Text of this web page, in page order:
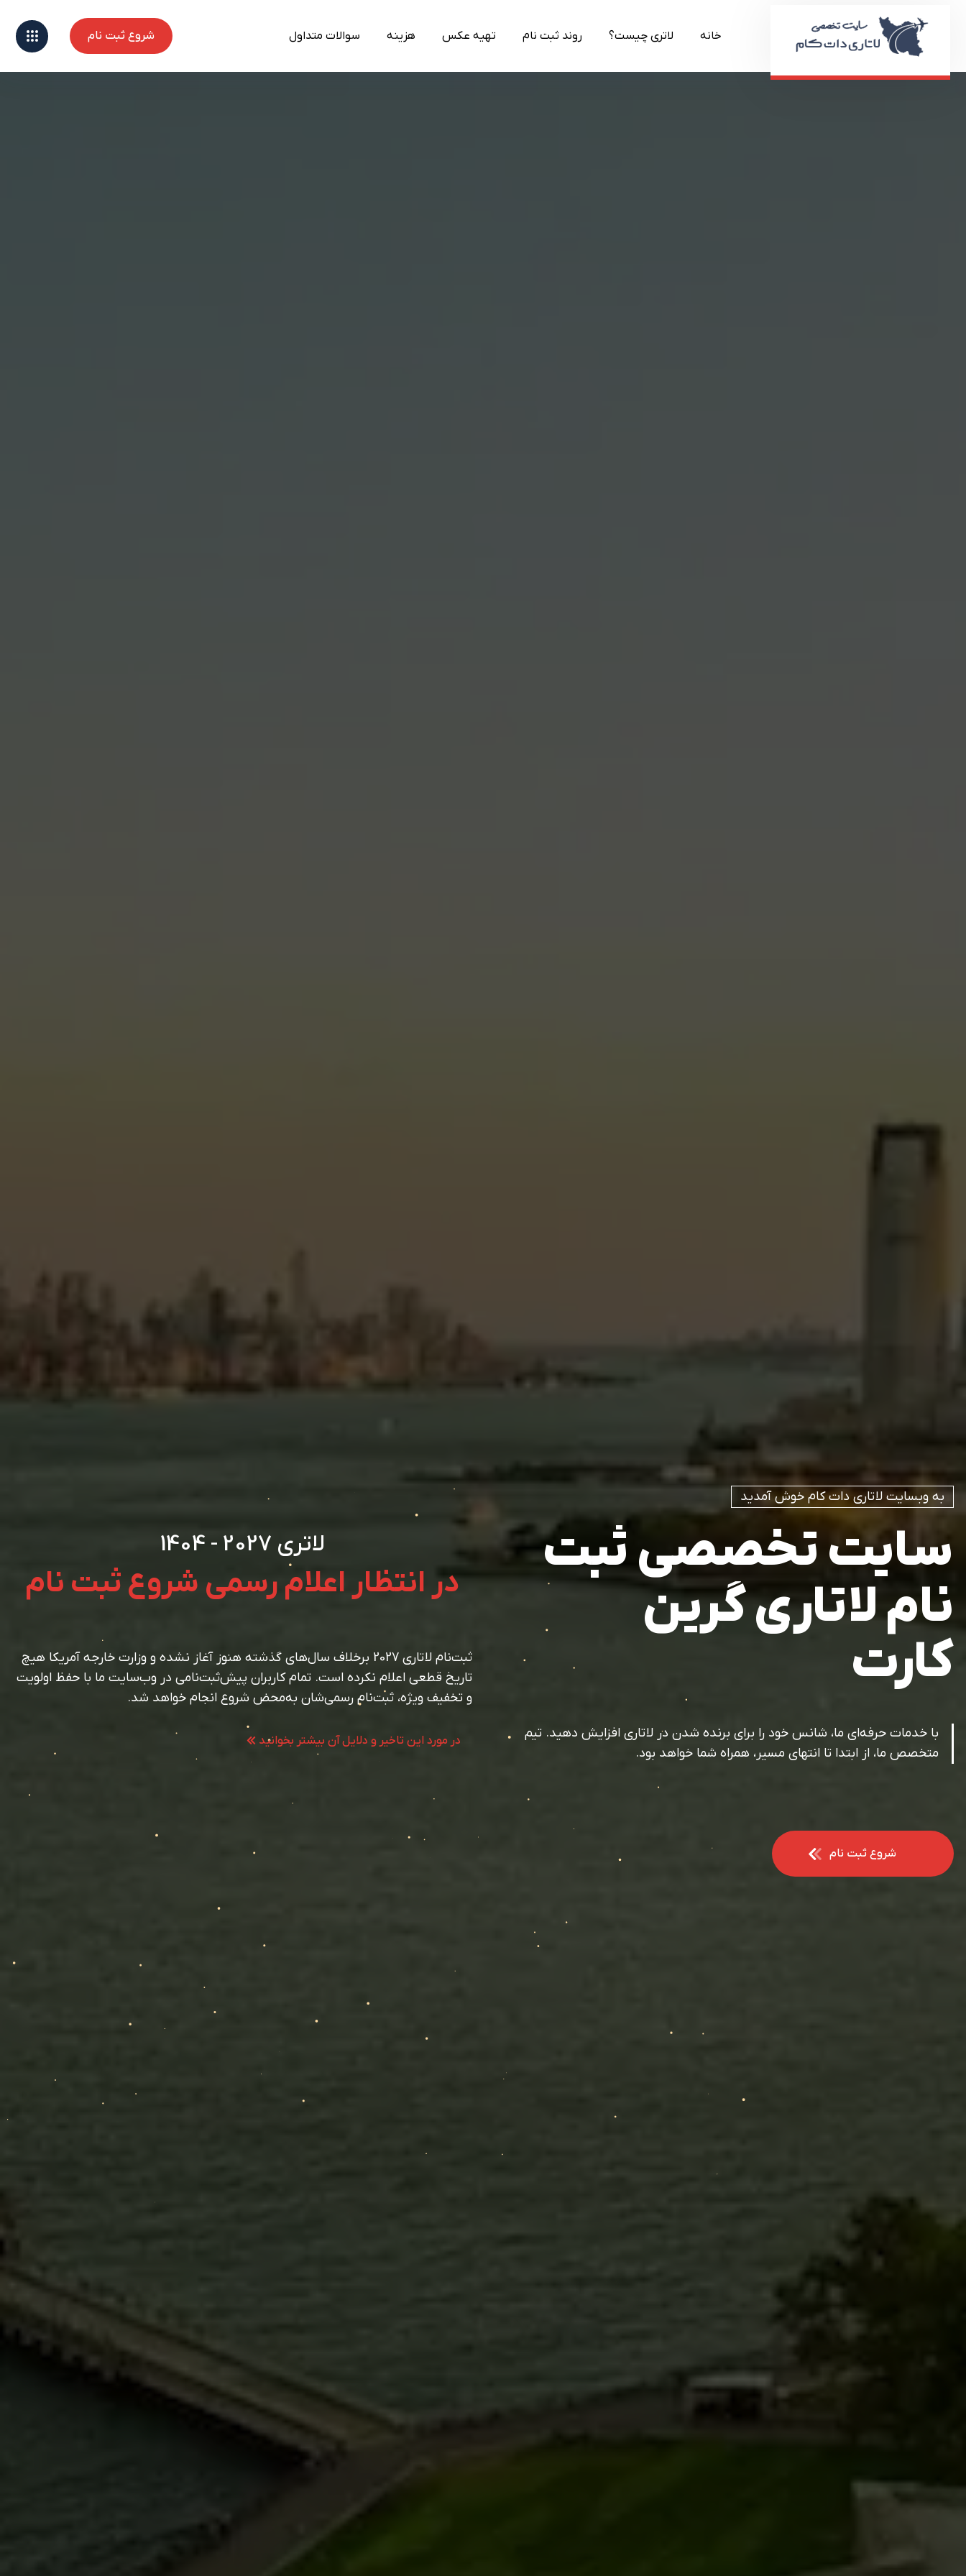
خانه لاتری چیست؟ روند ثبت نام تهیه عکس هزینه سوالات متداول
شروع ثبت نام
شروع ثبت نام
به وبسایت لاتاری دات کام خوش آمدید
سایتتخصصیثبت
ناملاتاریگرین
کارت
با خدمات حرفه‌ای ما، شانس خود را برای برنده شدن در لاتاری افزایش دهید. تیم
متخصص ما، از ابتدا تا انتهای مسیر، همراه شما خواهد بود.
لاتری 2027 - 1404
در انتظار اعلام رسمی شروع ثبت نام
ثبت‌نام لاتاری 2027 برخلاف سال‌های گذشته هنوز آغاز نشده و وزارت خارجه آمریکا هیچ
تاریخ قطعی اعلام نکرده است. تمام کاربران پیش‌ثبت‌نامی در وب‌سایت ما با حفظ اولویت
و تخفیف ویژه، ثبت‌نام رسمی‌شان به‌محض شروع انجام خواهد شد.
در مورد این تاخیر و دلایل آن بیشتر بخوانید
در مورد این تاخیر و دلایل آن بیشتر بخوانید
شروع ثبت نام